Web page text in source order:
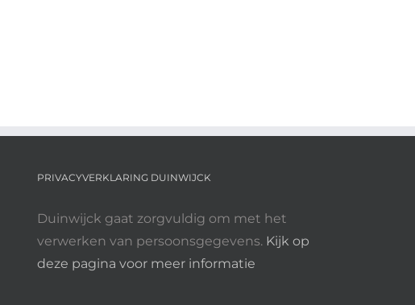
PRIVACYVERKLARING DUINWIJCK
Duinwijck gaat zorgvuldig om met het
verwerken van persoonsgegevens. Kijk op
deze pagina voor meer informatie